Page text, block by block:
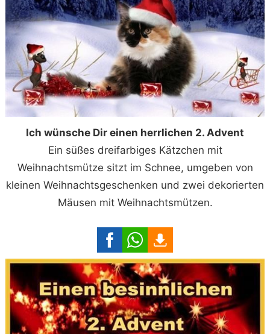
Ich wünsche Dir einen herrlichen 2. Advent
Ein süßes dreifarbiges Kätzchen mit
Weihnachtsmütze sitzt im Schnee, umgeben von
kleinen Weihnachtsgeschenken und zwei dekorierten
Mäusen mit Weihnachtsmützen.